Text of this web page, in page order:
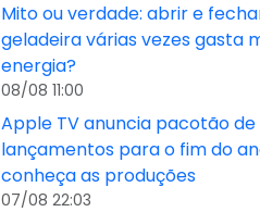
Mito ou verdade: abrir e
geladeira várias vezes gasta
energia?
08/08 11:00
Apple TV anuncia pacotão de
lançamentos para o fim do
conheça as produções
07/08 22:03